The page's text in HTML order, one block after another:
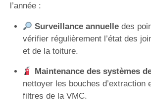
l’année :
Surveillance annuelledes
vérifier régulièrement l’état des
et de la toiture.
Maintenance des systèmes
nettoyer les bouches d’extraction
filtres de la VMC.